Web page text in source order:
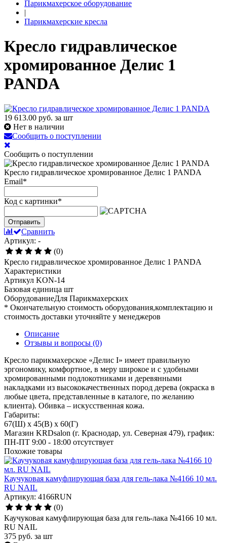
Парикмахерское оборудование
|
Парикмахерские кресла
Кресло гидравлическое
хромированное Делис 1
PANDA
19 613.00 руб. за шт
Нет в наличии
Сообщить о поступлении
Сообщить о поступлении
Кресло гидравлическое хромированное Делис 1 PANDA
Email*
Код с картинки*
Отправить
Сравнить
Артикул: -
(0)
Кресло гидравлическое хромированное Делис 1 PANDA
Характеристики
Артикул KON-14
Базовая единица шт
ОборудованиеДля Парикмахерских
* Окончательную стоимость оборудования,комплектацию и
стоимость доставки уточняйте у менеджеров
Описание
Отзывы и вопросы (0)
Кресло парикмахерское «Делис I» имеет правильную
эргономику, комфортное, в меру широкое и с удобными
хромированными подлокотниками и деревянными
накладками из высококачественных пород дерева (окраска в
любые цвета, представленные в каталоге, по желанию
клиента). Обивка – искусственная кожа.
Габариты:
67(Ш) x 45(В) x 60(Г)
Магазин KRDsalon (г. Краснодар, ул. Северная 479), график:
ПН-ПТ 9:00 - 18:00 отсутствует
Похожие товары
Каучуковая камуфлирующая база для гель-лака №4166 10 мл.
RU NAIL
Артикул: 4166RUN
(0)
Каучуковая камуфлирующая база для гель-лака №4166 10 мл.
RU NAIL
375 руб. за шт